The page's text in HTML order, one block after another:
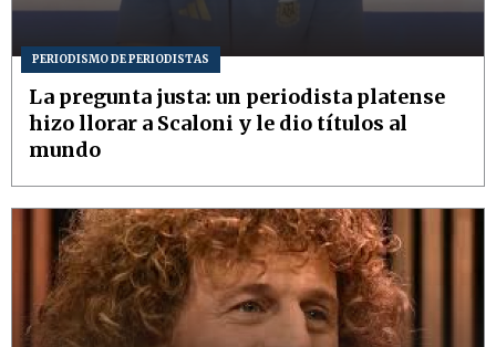
PERIODISMO DE PERIODISTAS
La pregunta justa: un periodista platense
hizo llorar a Scaloni y le dio títulos al
mundo